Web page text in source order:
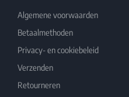
Algemene voorwaarden
Betaalmethoden
Privacy- en cookiebeleid
Verzenden
Retourneren